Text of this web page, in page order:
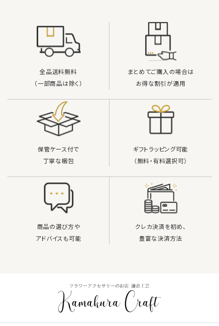
検索する
全品送料無料
（一部商品は除く）
まとめてご購入の場合は
お得な割引が適用
保管ケース付で
丁寧な梱包
ギフトラッピング可能
（無料・有料選択可）
商品の選び方や
アドバイスも可能
クレカ決済を初め、
豊富な決済方法